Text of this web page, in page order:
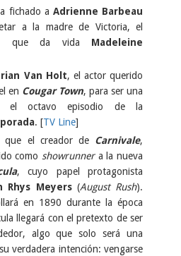
fichado a Adrienne Barbeau
a la madre de Victoria, el
que da vida Madeleine
Van Holt, el actor querido
en Cougar Town, para ser una
el octavo episodio de la
. [TV Line]
que el creador de Carnivale,
como showrunner a la nueva
, cuyo papel protagonista
Rhys Meyers (August Rush).
en 1890 durante la época
llegará con el pretexto de ser
algo que solo será una
verdadera intención: vengarse